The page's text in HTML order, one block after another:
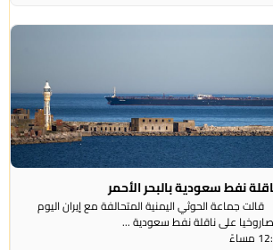
نفط سعودية بالبحر الأحمر
جماعة الحوثي ​اليمنية المتحالفة ​مع إيران اليوم
على ​ناقلة نفط سعودية ...